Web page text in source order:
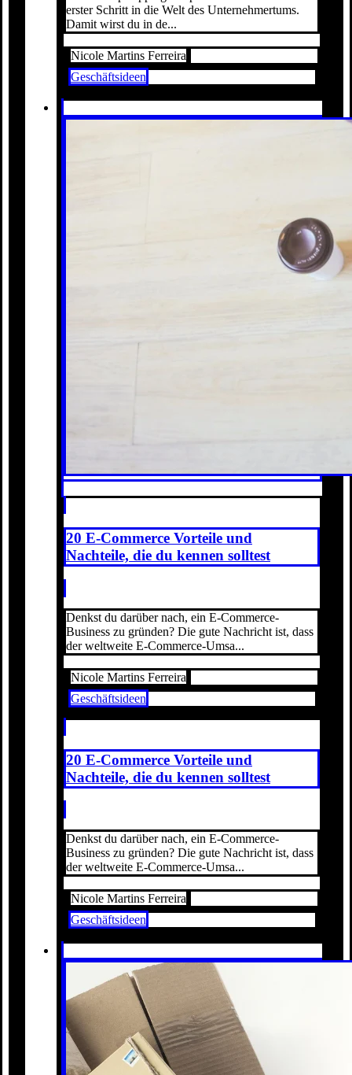
erster Schritt in die Welt des Unternehmertums.
Damit wirst du in de...
Nicole Martins Ferreira
Geschäftsideen
20 E-Commerce Vorteile und
Nachteile, die du kennen solltest
Denkst du darüber nach, ein E-Commerce-
Business zu gründen? Die gute Nachricht ist, dass
der weltweite E-Commerce-Umsa...
Nicole Martins Ferreira
Geschäftsideen
20 E-Commerce Vorteile und
Nachteile, die du kennen solltest
Denkst du darüber nach, ein E-Commerce-
Business zu gründen? Die gute Nachricht ist, dass
der weltweite E-Commerce-Umsa...
Nicole Martins Ferreira
Geschäftsideen